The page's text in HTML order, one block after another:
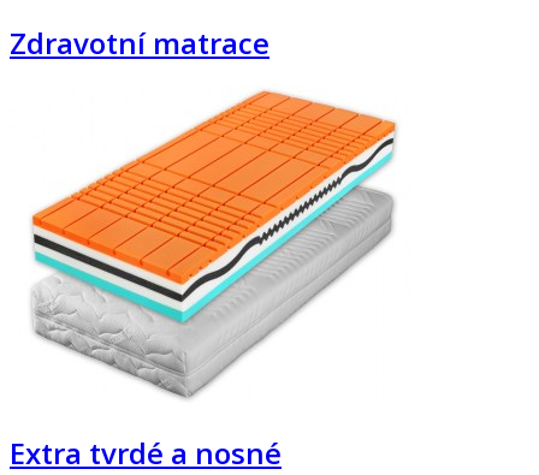
Zdravotní matrace
Extra tvrdé a nosné